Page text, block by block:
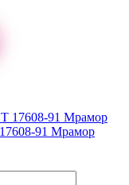
91 Мрамор